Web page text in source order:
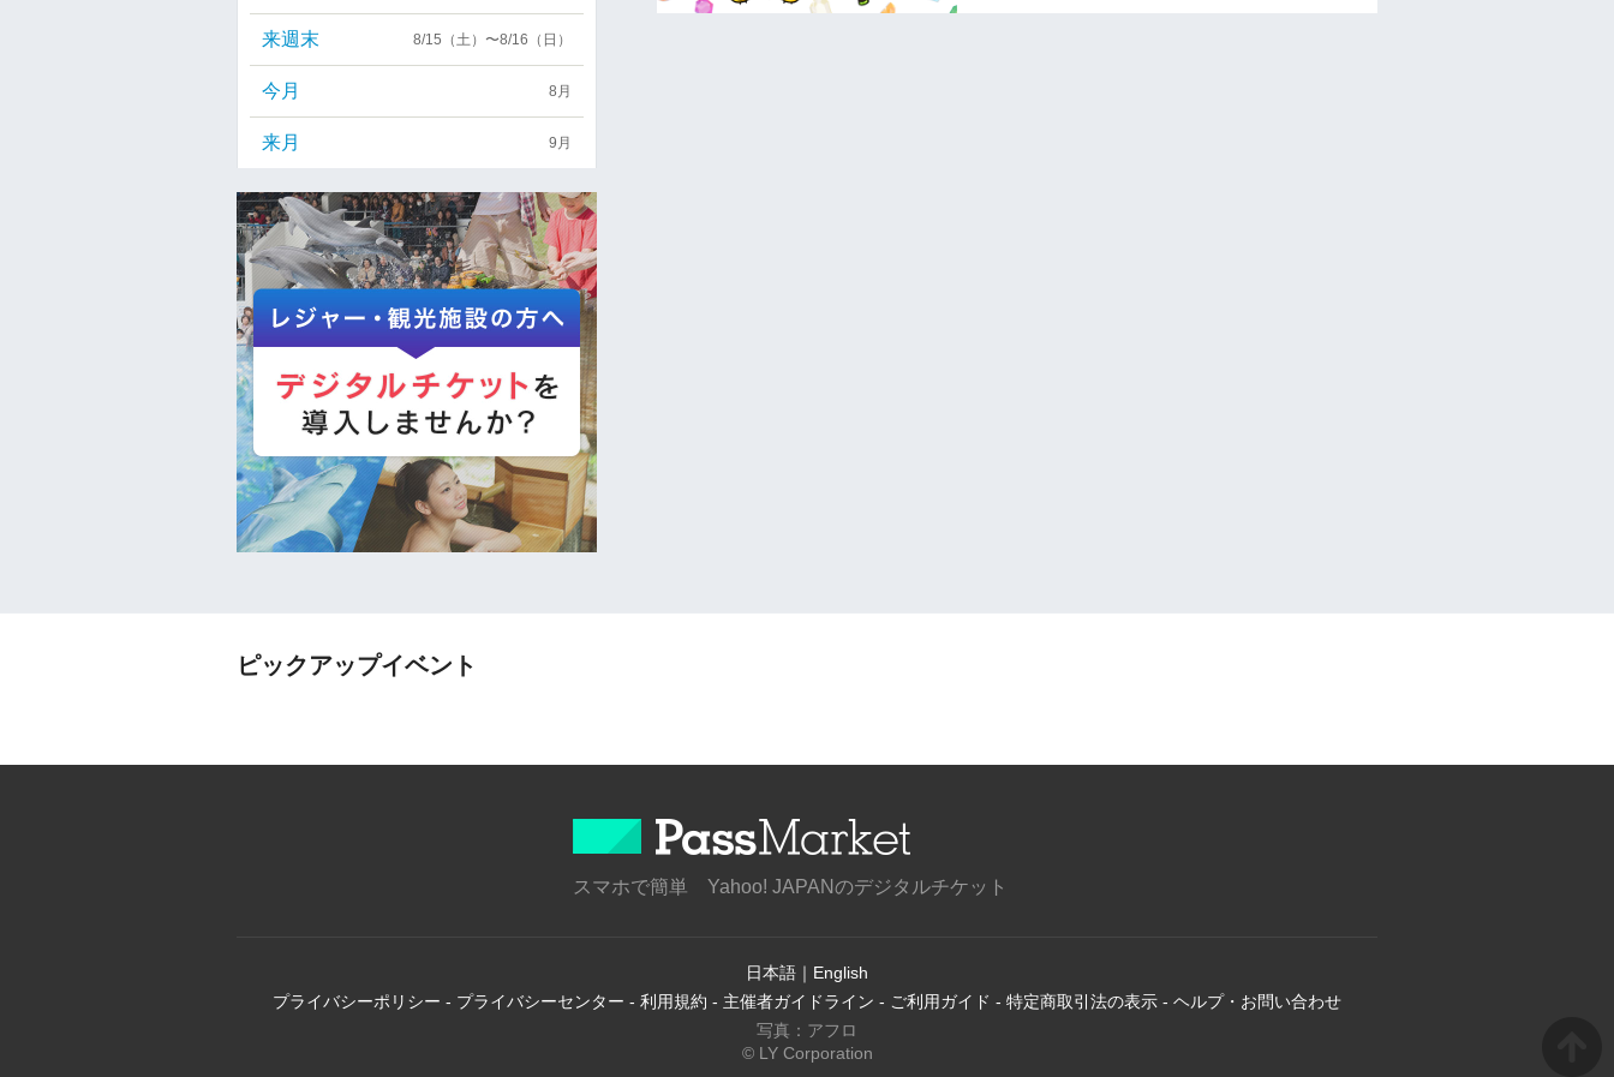
来週末 8/15（土）〜8/16（日）
今月 8月
来月 9月
ピックアップイベント
スマホで簡単 Yahoo! JAPANのデジタルチケット
日本語 ｜ English
プライバシーポリシー - プライバシーセンター - 利用規約 - 主催者ガイドライン - ご利用ガイド - 特定商取引法の表示 - ヘルプ・お問い合わせ
写真：アフロ
© LY Corporation